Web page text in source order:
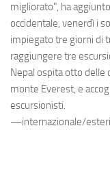
migliorato", ha
occidentale, venerdì i
impiegato tre giorni di
raggiungere tre
Nepal ospita otto delle
monte Everest, e
escursionisti.
—internazionale/